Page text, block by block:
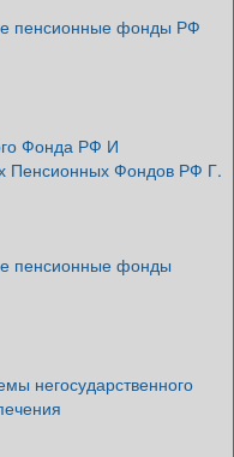
пенсионные фонды РФ
Фонда РФ И
Пенсионных Фондов РФ Г.
пенсионные фонды
негосударственного